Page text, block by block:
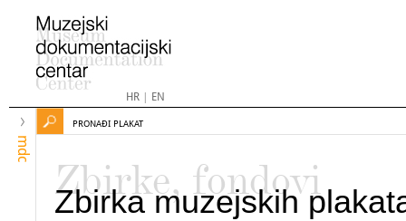
HR| EN
mdc
PRONAĐI PLAKAT
Zbirke, fondovi
Zbirka muzejskih